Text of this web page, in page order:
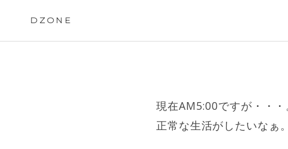
DZONE
現在AM5:00ですが・・
正常な生活がしたいなぁ